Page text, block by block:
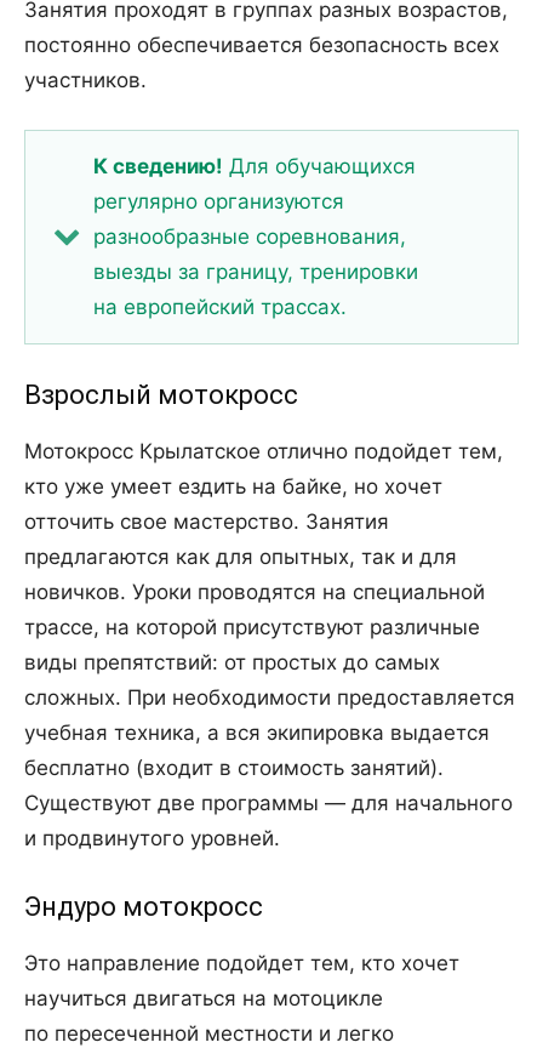
Занятия проходят в группах разных возрастов,
постоянно обеспечивается безопасность всех
участников.
К сведению! Для обучающихся
регулярно организуются
разнообразные соревнования,
выезды за границу, тренировки
на европейский трассах.
Взрослый мотокросс
Мотокросс Крылатское отлично подойдет тем,
кто уже умеет ездить на байке, но хочет
отточить свое мастерство. Занятия
предлагаются как для опытных, так и для
новичков. Уроки проводятся на специальной
трассе, на которой присутствуют различные
виды препятствий: от простых до самых
сложных. При необходимости предоставляется
учебная техника, а вся экипировка выдается
бесплатно (входит в стоимость занятий).
Существуют две программы — для начального
и продвинутого уровней.
Эндуро мотокросс
Это направление подойдет тем, кто хочет
научиться двигаться на мотоцикле
по пересеченной местности и легко